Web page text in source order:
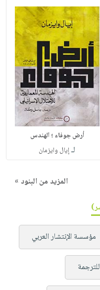
أرض جوفاء ؛ الهندس
لـإيال وايزمان
المزيد من البنود »
مؤسسة الإنتشار العربي